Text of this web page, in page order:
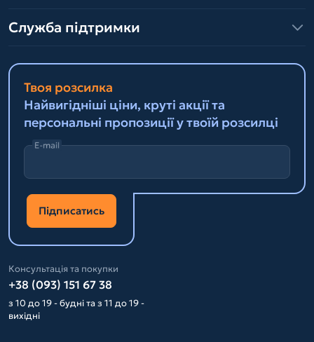
Служба підтримки
Твоя розсилка
Найвигідніші ціни, круті акції та
персональні пропозиції у твоїй розсилці
E-mail
Підписатись
Консультація та покупки
+38 (093) 151 67 38
з 10 до 19 - будні та з 11 до 19 -
вихідні